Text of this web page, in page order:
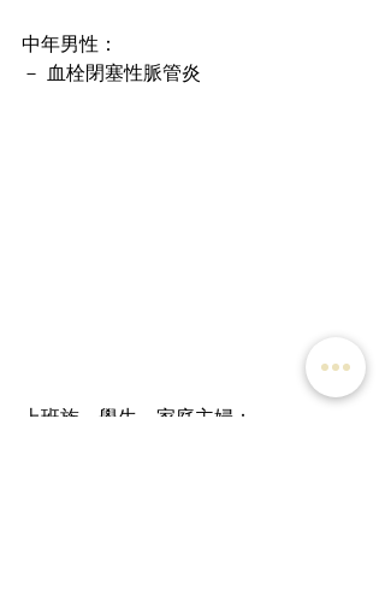
中年男性：
－ 血栓閉塞性脈管炎
上班族、學生、家庭主婦：